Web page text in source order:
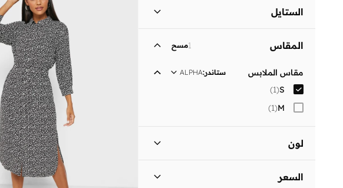
نساء
الستايل
المقاس 1مسح
مقاس الملابس ستاندر:
ALPHA
S
(
1
)
M
(
1
)
لون
السعر